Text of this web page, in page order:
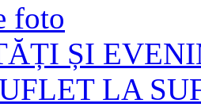
foto
ȘI
LA